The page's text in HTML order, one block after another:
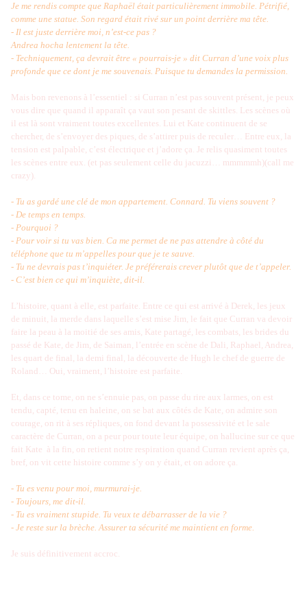
Je me rendis compte que Raphaël était particulièrement immobile. Pétrifié,
comme une statue. Son regard était rivé sur un point derrière ma tête.
- Il est juste derrière moi, n’est-ce pas ?
Andrea hocha lentement la tête.
- Techniquement, ça devrait être « pourrais-je » dit Curran d’une voix plus
profonde que ce dont je me souvenais. Puisque tu demandes la permission.
Mais bon revenons à l’essentiel : si Curran n’est pas souvent présent, je peux
vous dire que quand il apparaît ça vaut son pesant de skittles. Les scènes où
il est là sont vraiment toutes excellentes. Lui et Kate continuent de se
chercher, de s’envoyer des piques, de s’attirer puis de reculer… Entre eux, la
tension est palpable, c’est électrique et j’adore ça. Je relis quasiment toutes
les scènes entre eux. (et pas seulement celle du jacuzzi… mmmmmh)(call me
crazy).
- Tu as gardé une clé de mon appartement. Connard. Tu viens souvent ?
- De temps en temps.
- Pourquoi ?
- Pour voir si tu vas bien. Ca me permet de ne pas attendre à côté du
téléphone que tu m’appelles pour que je te sauve.
- Tu ne devrais pas t’inquiéter. Je préférerais crever plutôt que de t’appeler.
- C’est bien ce qui m’inquiète, dit-il.
L’histoire, quant à elle, est parfaite. Entre ce qui est arrivé à Derek, les jeux
de minuit, la merde dans laquelle s’est mise Jim, le fait que Curran va devoir
faire la peau à la moitié de ses amis, Kate partagé, les combats, les brides du
passé de Kate, de Jim, de Saiman, l’entrée en scène de Dali, Raphael, Andrea,
les quart de final, la demi final, la découverte de Hugh le chef de guerre de
Roland… Oui, vraiment, l’histoire est parfaite.
Et, dans ce tome, on ne s’ennuie pas, on passe du rire aux larmes, on est
tendu, capté, tenu en haleine, on se bat aux côtés de Kate, on admire son
courage, on rit à ses répliques, on fond devant la possessivité et le sale
caractère de Curran, on a peur pour toute leur équipe, on hallucine sur ce que
fait Kate à la fin, on retient notre respiration quand Curran revient après ça,
bref, on vit cette histoire comme s’y on y était, et on adore ça.
- Tu es venu pour moi, murmurai-je.
- Toujours, me dit-il.
- Tu es vraiment stupide. Tu veux te débarrasser de la vie ?
- Je reste sur la brèche. Assurer ta sécurité me maintient en forme.
Je suis définitivement accroc.